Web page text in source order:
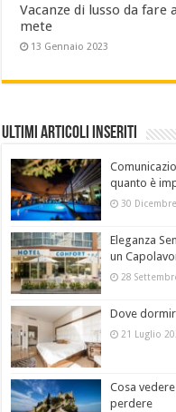
Vacanze di lusso da
mete
13 Gennaio 2023
Ultimi Articoli Inseriti
quanto è
30
Eleganza
un
28
Dove
21 Luglio
Cosa
perdere